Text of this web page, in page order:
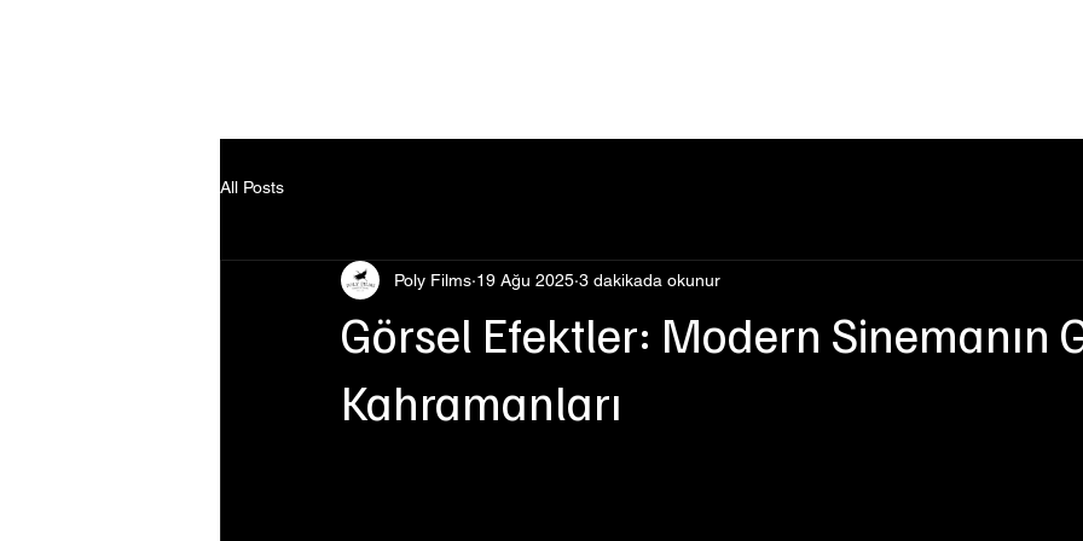
All Posts
Görsel Efektler: Modern Sinemanın
Kahramanları
Poly Films 19 Ağu 2025 3 dakikada okunur